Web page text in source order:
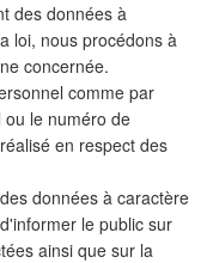
des données à
loi, nous procédons à
concernée.
comme par
le numéro de
en respect des
données à caractère
le public sur
ainsi que sur la